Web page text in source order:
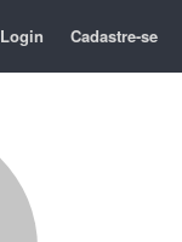
Login Cadastre-se